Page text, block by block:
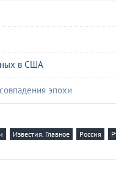
в США
эпохи
Известия. Главное Россия